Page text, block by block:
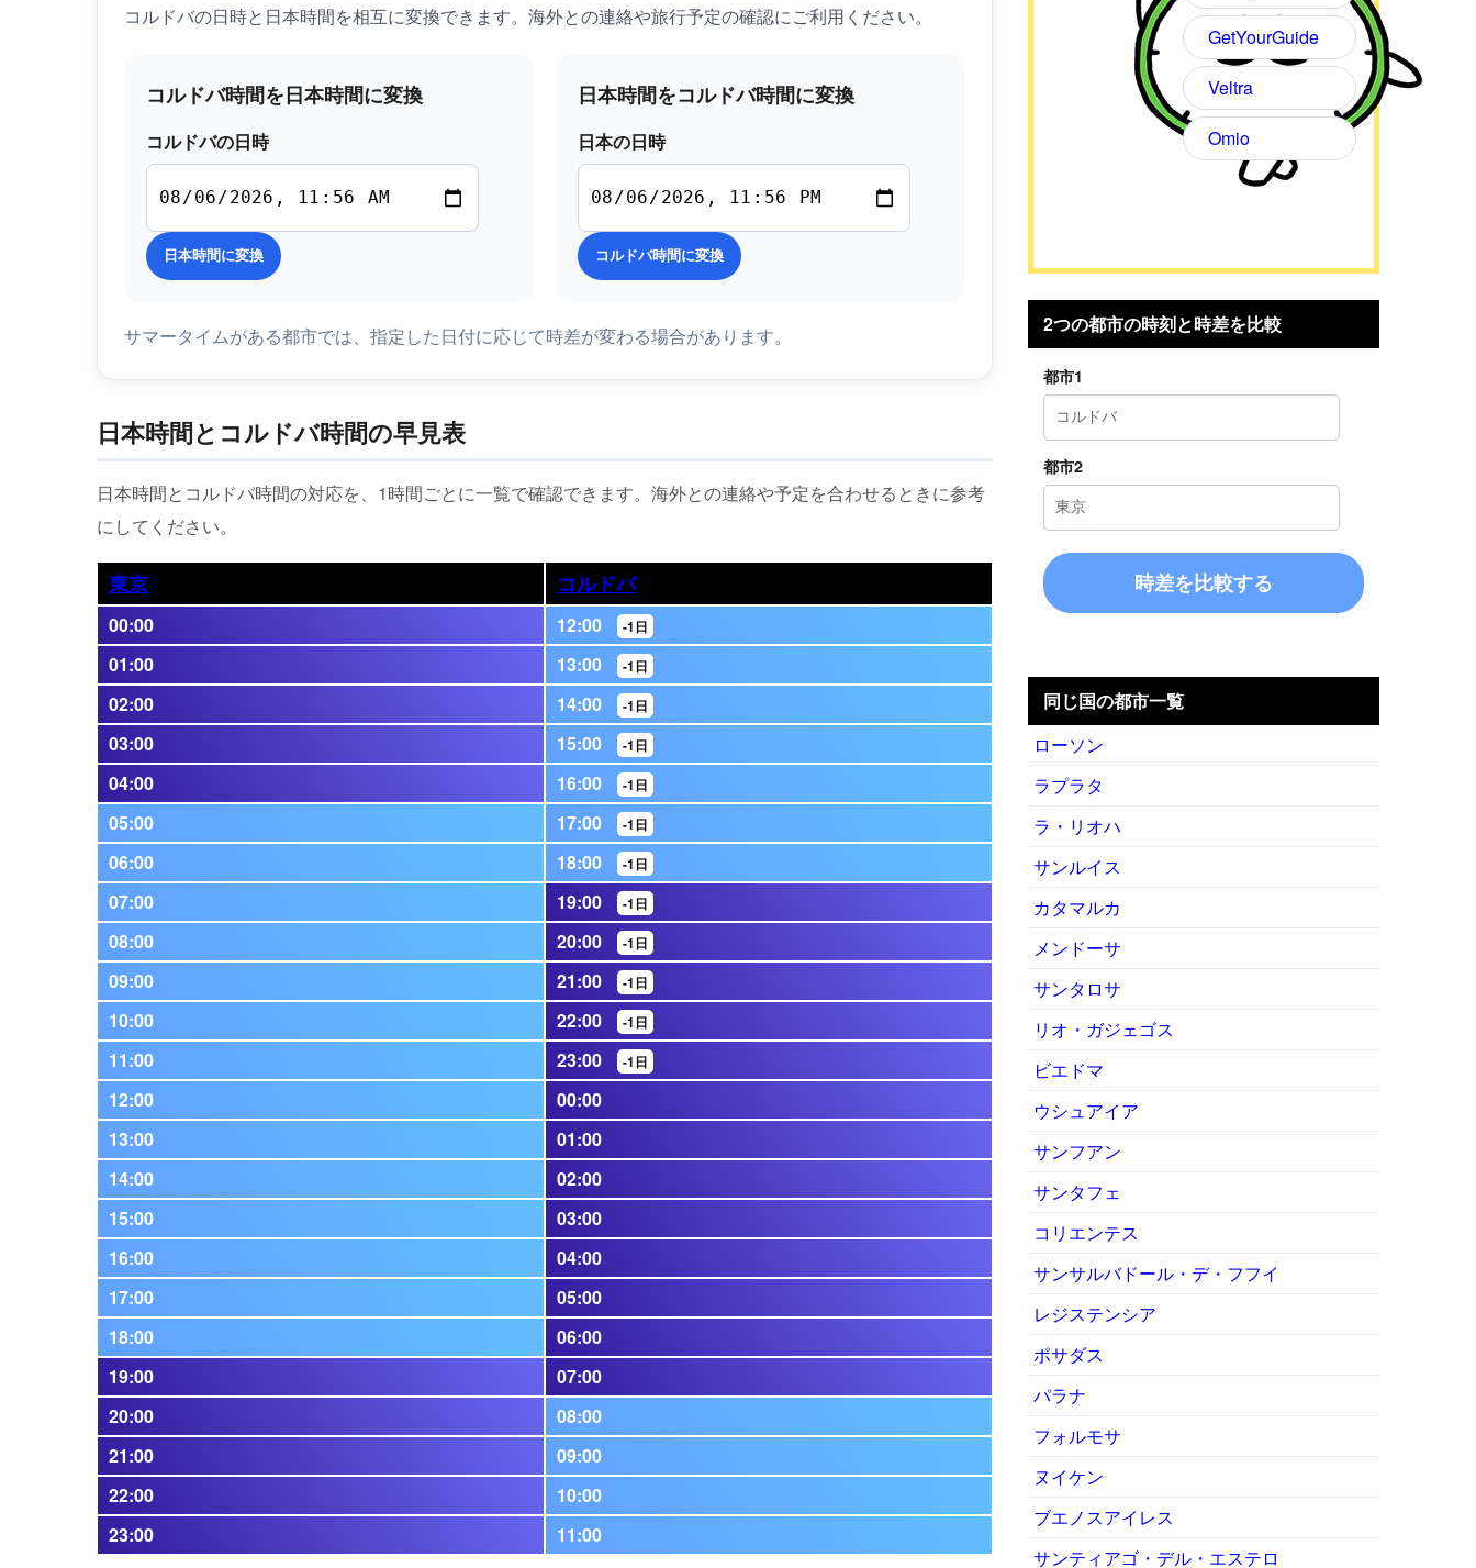
コルドバの日時と日本時間を相互に変換できます。海外との連絡や旅行予定の確認にご利用ください。
コルドバ時間を日本時間に変換
コルドバの日時
日本時間に変換
日本時間をコルドバ時間に変換
日本の日時
コルドバ時間に変換
サマータイムがある都市では、指定した日付に応じて時差が変わる場合があります。
日本時間とコルドバ時間の早見表
日本時間とコルドバ時間の対応を、1時間ごとに一覧で確認できます。海外との連絡や予定を合わせるときに参考
にしてください。
東京 コルドバ
00:00 12:00 -1日
01:00 13:00 -1日
02:00 14:00 -1日
03:00 15:00 -1日
04:00 16:00 -1日
05:00 17:00 -1日
06:00 18:00 -1日
07:00 19:00 -1日
08:00 20:00 -1日
09:00 21:00 -1日
10:00 22:00 -1日
11:00 23:00 -1日
12:00
00:00
13:00
01:00
14:00
02:00
15:00
03:00
16:00
04:00
17:00
05:00
18:00
06:00
19:00
07:00
20:00
08:00
21:00
09:00
22:00
10:00
23:00
11:00
GetYourGuide
Veltra
Omio
2つの都市の時刻と時差を比較
都市1
都市2
時差を比較する
同じ国の都市一覧
ローソン
ラプラタ
ラ・リオハ
サンルイス
カタマルカ
メンドーサ
サンタロサ
リオ・ガジェゴス
ビエドマ
ウシュアイア
サンフアン
サンタフェ
コリエンテス
サンサルバドール・デ・フフイ
レジステンシア
ポサダス
パラナ
フォルモサ
ヌイケン
ブエノスアイレス
サンティアゴ・デル・エステロ